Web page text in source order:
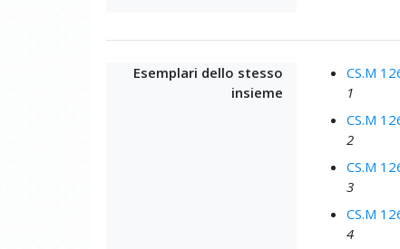
Esemplari dello stesso
insieme
CS.M
1
CS.M
2
CS.M
3
CS.M
4